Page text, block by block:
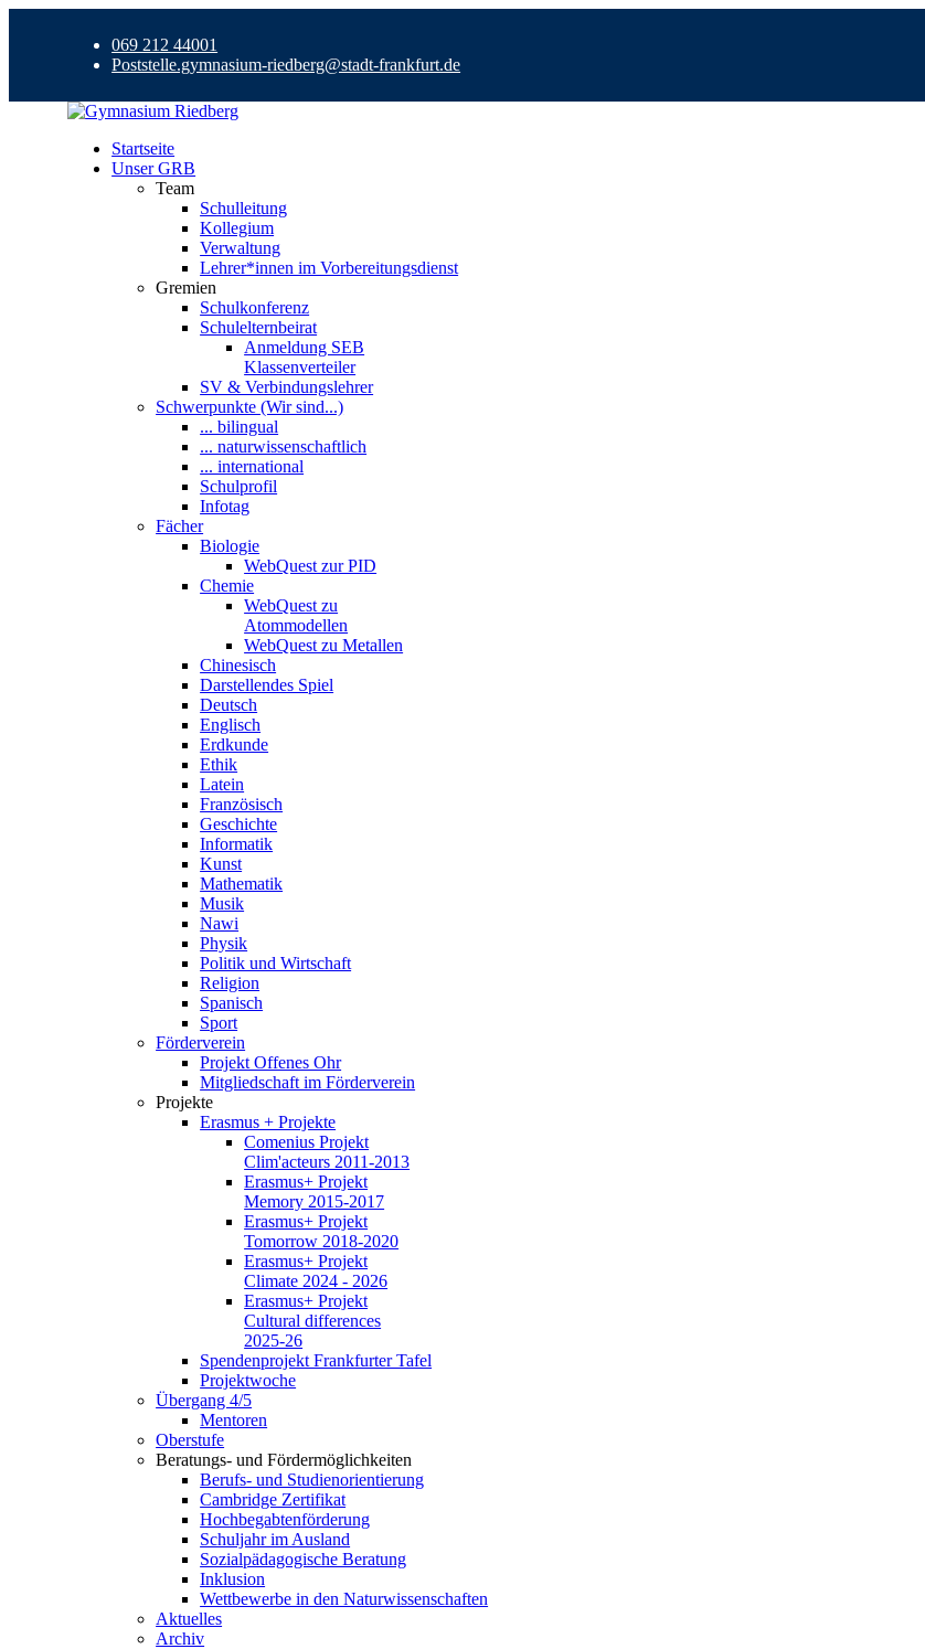
069 212 44001
Poststelle.gymnasium-riedberg@stadt-frankfurt.de
Startseite
Unser GRB
Team
Schulleitung
Kollegium
Verwaltung
Lehrer*innen im Vorbereitungsdienst
Gremien
Schulkonferenz
Schulelternbeirat
Anmeldung SEB
Klassenverteiler
SV & Verbindungslehrer
Schwerpunkte (Wir sind...)
... bilingual
... naturwissenschaftlich
... international
Schulprofil
Infotag
Fächer
Biologie
WebQuest zur PID
Chemie
WebQuest zu
Atommodellen
WebQuest zu Metallen
Chinesisch
Darstellendes Spiel
Deutsch
Englisch
Erdkunde
Ethik
Latein
Französisch
Geschichte
Informatik
Kunst
Mathematik
Musik
Nawi
Physik
Politik und Wirtschaft
Religion
Spanisch
Sport
Förderverein
Projekt Offenes Ohr
Mitgliedschaft im Förderverein
Projekte
Erasmus + Projekte
Comenius Projekt
Clim'acteurs 2011-2013
Erasmus+ Projekt
Memory 2015-2017
Erasmus+ Projekt
Tomorrow 2018-2020
Erasmus+ Projekt
Climate 2024 - 2026
Erasmus+ Projekt
Cultural differences
2025-26
Spendenprojekt Frankfurter Tafel
Projektwoche
Übergang 4/5
Mentoren
Oberstufe
Beratungs- und Fördermöglichkeiten
Berufs- und Studienorientierung
Cambridge Zertifikat
Hochbegabtenförderung
Schuljahr im Ausland
Sozialpädagogische Beratung
Inklusion
Wettbewerbe in den Naturwissenschaften
Aktuelles
Archiv